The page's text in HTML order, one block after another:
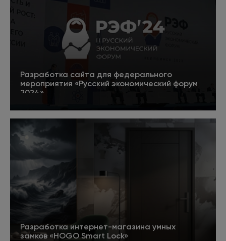
Разработка сайта для федерального
мероприятия «Русский экономический форум
2024»
Подробнее 5
Разработка интернет-магазина умных
замков «HOGO Smart Lock»